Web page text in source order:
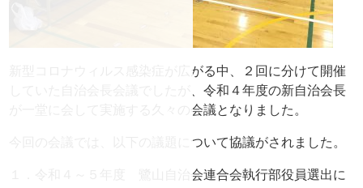
新型コロナウィルス感染症が広がる中、２回に分けて開催
していた自治会長会議でしたが、令和４年度の新自治会長
が一堂に会して実施する久々の会議となりました。
今回の会議では、以下の議題について協議がされました。
１．令和４～５年度 鷺山自治会連合会執行部役員選出に